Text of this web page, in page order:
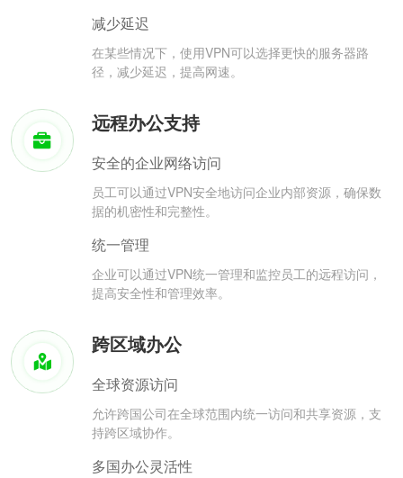
减少延迟
在某些情况下，使用VPN可以选择更快的服务器路
径，减少延迟，提高网速。
远程办公支持
安全的企业网络访问
员工可以通过VPN安全地访问企业内部资源，确保数
据的机密性和完整性。
统一管理
企业可以通过VPN统一管理和监控员工的远程访问，
提高安全性和管理效率。
跨区域办公
全球资源访问
允许跨国公司在全球范围内统一访问和共享资源，支
持跨区域协作。
多国办公灵活性